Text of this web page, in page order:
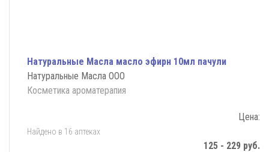
Натуральные Масла масло эфирн 10мл пачули
Натуральные Масла ООО
Косметика ароматерапия
Цена:
Найдено в 16 аптеках
125 - 229 руб.